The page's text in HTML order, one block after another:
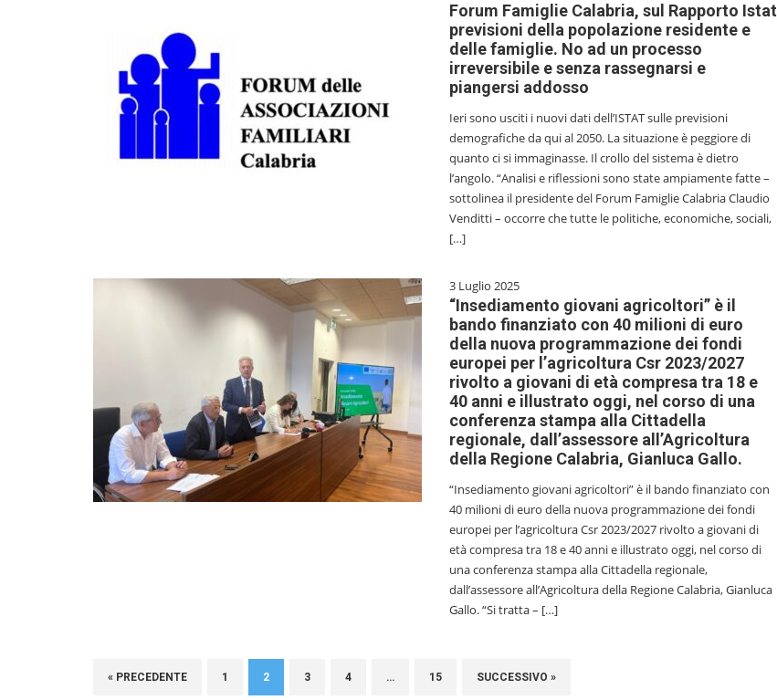
Forum Famiglie Calabria, sul Rapporto Istat
previsioni della popolazione residente e
delle famiglie. No ad un processo
irreversibile e senza rassegnarsi e
piangersi addosso
Ieri sono usciti i nuovi dati dell’ISTAT sulle previsioni
demografiche da qui al 2050. La situazione è peggiore di
quanto ci si immaginasse. Il crollo del sistema è dietro
l’angolo. “Analisi e riflessioni sono state ampiamente fatte –
sottolinea il presidente del Forum Famiglie Calabria Claudio
Venditti – occorre che tutte le politiche, economiche, sociali,
[…]
3 Luglio 2025
“Insediamento giovani agricoltori” è il
bando finanziato con 40 milioni di euro
della nuova programmazione dei fondi
europei per l’agricoltura Csr 2023/2027
rivolto a giovani di età compresa tra 18 e
40 anni e illustrato oggi, nel corso di una
conferenza stampa alla Cittadella
regionale, dall’assessore all’Agricoltura
della Regione Calabria, Gianluca Gallo.
“Insediamento giovani agricoltori” è il bando finanziato con
40 milioni di euro della nuova programmazione dei fondi
europei per l’agricoltura Csr 2023/2027 rivolto a giovani di
età compresa tra 18 e 40 anni e illustrato oggi, nel corso di
una conferenza stampa alla Cittadella regionale,
dall’assessore all’Agricoltura della Regione Calabria, Gianluca
Gallo. “Si tratta – […]
« PRECEDENTE 1 2 3 4 … 15 SUCCESSIVO »